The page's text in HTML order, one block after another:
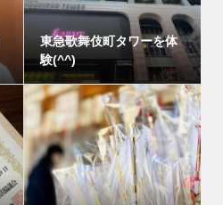
東急歌舞伎町タワーを体
験(^^)